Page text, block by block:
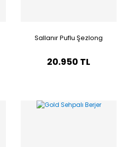
Sallanır Puflu Şezlong
20.950 TL